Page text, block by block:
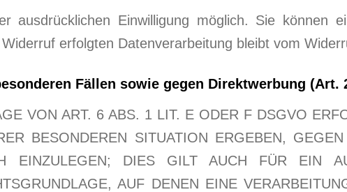
ausdrücklichen Einwilligung möglich. Sie können
erfolgten Datenverarbeitung bleibt vom
Fällen sowie gegen Direktwerbung (Art.
VON ART. 6 ABS. 1 LIT. E ODER F DSGVO
BESONDEREN SITUATION ERGEBEN,
EINZULEGEN; DIES GILT AUCH FÜR EIN
AUF DENEN EINE